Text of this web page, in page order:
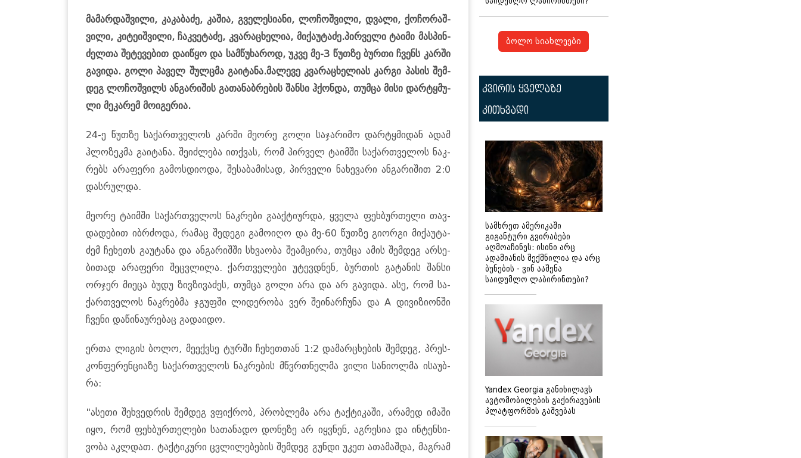
მა­მარ­დაშ­ვი­ლი, კა­კა­ბა­ძე, კა­შია, გვე­ლე­სი­ა­ნი, ლო­ჩოშ­ვი­ლი, დვა­ლი, ქო­ჩო­რაშ­
ვი­ლი, კი­ტე­იშ­ვი­ლი, ჩაკ­ვე­ტა­ძე, კვა­რა­ცხე­ლია, მი­ქა­უ­ტა­ძე.პირ­ვე­ლი ტა­ი­მი მას­პინ­
ძელ­თა შე­ტე­ვე­ბით და­ი­წყო და სამ­წუ­ხა­როდ, უკვე მე-3 წუთ­ზე ბურ­თი ჩვენს კარ­ში
გა­ვი­და. გოლი პა­ველ შულცმა გა­ი­ტა­ნა.მა­ლე­ვე კვა­რა­ცხე­ლი­ას კარ­გი პა­სის შემ­
დეგ ლო­ჩოშ­ვილს ან­გა­რი­შის გა­თა­ნაბ­რე­ბის შან­სი ჰქონ­და, თუმ­ცა მისი დარ­ტყმუ­
ლი მე­კა­რემ მო­ი­გე­რია.
24-ე წუთ­ზე სა­ქარ­თვე­ლოს კარ­ში მე­ო­რე გოლი სა­ჯა­რი­მო დარ­ტყმი­დან ადამ
ჰლო­ზეკ­მა გა­ი­ტა­ნა. შე­იძ­ლე­ბა ით­ქვას, რომ პირ­ველ ტა­იმ­ში სა­ქარ­თვე­ლოს ნაკ­
რებს არა­ფე­რი გა­მოს­დი­ო­და, შე­სა­ბა­მი­სად, პირ­ვე­ლი ნა­ხე­ვა­რი ან­გა­რი­შით 2:0
დას­რულ­და.
მე­ო­რე ტა­იმ­ში სა­ქარ­თვე­ლოს ნაკ­რე­ბი გა­აქ­ტი­ურ­და, ყვე­ლა ფეხ­ბურ­თე­ლი თავ­
და­დე­ბით იბ­რძო­და, რა­მაც შე­დე­გი გა­მო­ი­ღო და მე-60 წუთ­ზე გი­ორ­გი მი­ქა­უ­ტა­
ძემ ჩე­ხეთს გა­უ­ტა­ნა და ან­გა­რიშ­ში სხვა­ო­ბა შე­ამ­ცი­რა, თუმ­ცა ამის შემ­დეგ არ­სე­
ბი­თად არა­ფე­რი შეც­ვლი­ლა. ქარ­თვე­ლე­ბი უტევ­დნენ, ბურ­თის გა­ტა­ნის შან­სი
ორ­ჯერ მი­ე­ცა ბუდუ ზივ­ზი­ვა­ძეს, თუმ­ცა გოლი არა და არ გა­ვი­და. ასე, რომ სა­
ქარ­თვე­ლოს ნაკ­რებ­მა ჯგუფ­ში ლი­დე­რო­ბა ვერ შე­ი­ნარ­ჩუ­ნა და A დი­ვი­ზი­ონ­ში
ჩვე­ნი და­წი­ნა­უ­რე­ბაც გა­და­ი­დო.
ერთა ლი­გის ბოლო, მე­ექ­ვსე ტურ­ში ჩე­ხეთ­თან 1:2 და­მარ­ცხე­ბის შემ­დეგ, პრეს­
კონ­ფე­რენ­ცი­ა­ზე სა­ქარ­თვე­ლოს ნაკ­რე­ბის მწვრთნელ­მა ვილი სა­ნი­ოლ­მა ისა­უბ­
რა:
"ასე­თი შეხ­ვედ­რის შემ­დეგ ვფიქ­რობ, პრობ­ლე­მა არა ტაქ­ტი­კა­ში, არა­მედ იმა­ში
იყო, რომ ფეხ­ბურ­თე­ლე­ბი სა­თა­ნა­დო დო­ნე­ზე არ იყ­ვნენ, აგ­რე­სია და ინ­ტენ­სი­
ვო­ბა აკ­ლდათ. ტაქ­ტი­კუ­რი ცვლი­ლე­ბე­ბის შემ­დეგ გუნ­დი უკეთ ათა­მაშ­და, მაგ­რამ
ბოლო სიახლეები
კვირის ყველაზე
კითხვადი
სამხრეთ ამერიკაში
გიგანტური გვირაბები
აღმოაჩინეს: ისინი არც
ადამიანის შექმნილია და არც
ბუნების - ვინ ააშენა
საიდუმლო ლაბირინთები?
Yandex Georgia განიხილავს
ავტომობილების გაქირავების
პლატფორმის გაშვებას